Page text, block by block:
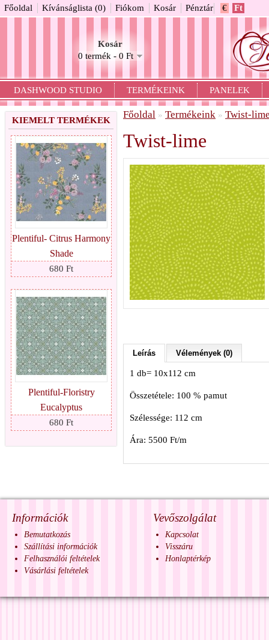
€ Ft
Kosár
0 termék - 0 Ft
Főoldal Kívánságlista (0) Fiókom Kosár Pénztár
DASHWOOD STUDIO TERMÉKEINK PANELEK
KIEMELT TERMÉKEK
Plentiful- Citrus Harmony
Shade
680 Ft
Plentiful-Floristry
Eucalyptus
680 Ft
Főoldal » Termékeink » Twist-
Twist-lime
Leírás Vélemények (0)
1 db= 10x112 cm
Összetétele: 100 % pamut
Szélessége: 112 cm
Ára: 5500 Ft/m
Információk
Bemutatkozás
Szállítási információk
Felhasználói feltételek
Vásárlási feltételek
Vevőszolgálat
Kapcsolat
Visszáru
Honlaptérkép